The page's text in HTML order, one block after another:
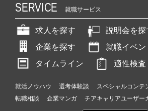
SERVICE 就職サービス
求人を探す
説明会を探
企業を探す
就職イベン
タイムライン
適性検査
就活ノウハウ 選考体験談 スペシャルコンテ
転職相談
企業マンガ チアキャリアユーザー